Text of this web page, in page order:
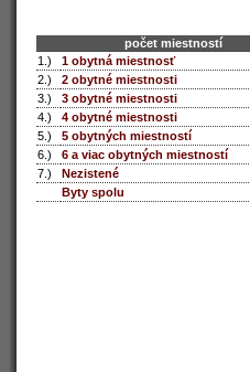
počet miestností
1.)
1 obytná miestnosť
2.)
2 obytné miestnosti
3.)
3 obytné miestnosti
4.)
4 obytné miestnosti
5.)
5 obytných miestností
6.)
6 a viac obytných miestností
7.)
Nezistené
Byty spolu